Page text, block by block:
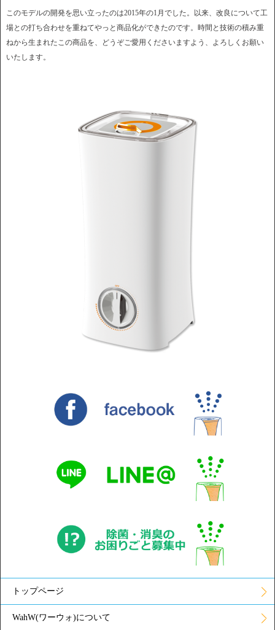
このモデルの開発を思い立ったのは2015年の1月でした。以来、改良について工
場との打ち合わせを重ねてやっと商品化ができたのです。時間と技術の積み重
ねから生まれたこの商品を、どうぞご愛用くださいますよう、よろしくお願い
いたします。
トップページ
WahW(ワーウォ)について